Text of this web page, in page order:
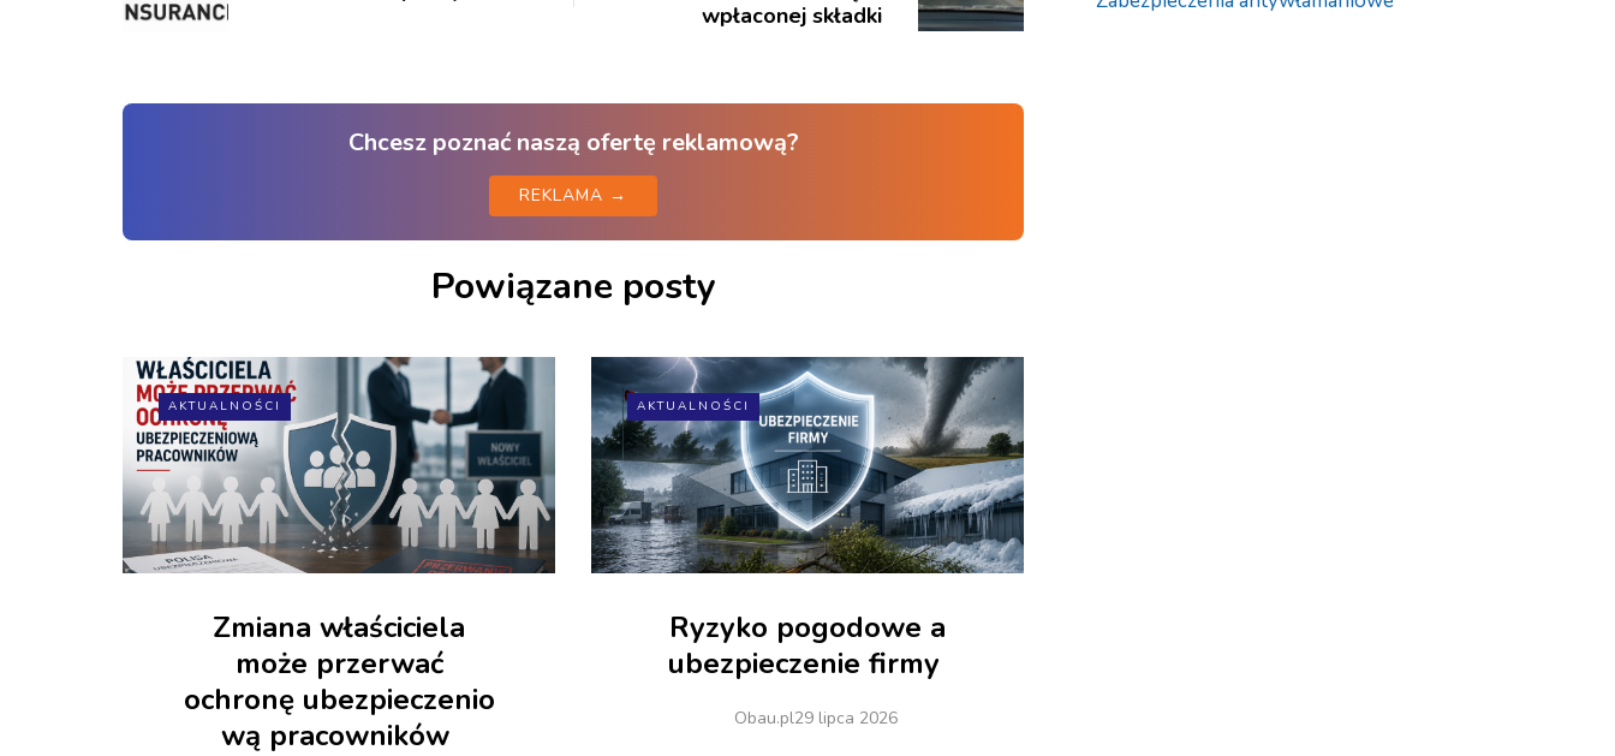
wpłaconej składki
Chcesz poznać naszą ofertę reklamową?
REKLAMA →
Powiązane posty
AKTUALNOŚCI
Zmiana właściciela
może przerwać
ochronę ubezpieczenio
wą pracowników
AKTUALNOŚCI
Ryzyko pogodowe a
ubezpieczenie firmy
Obau.pl29 lipca 2026